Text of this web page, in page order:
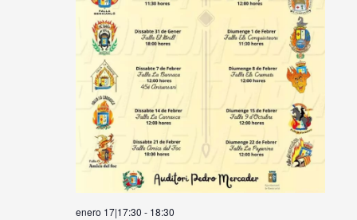
enero 17|17:30 - 18:30